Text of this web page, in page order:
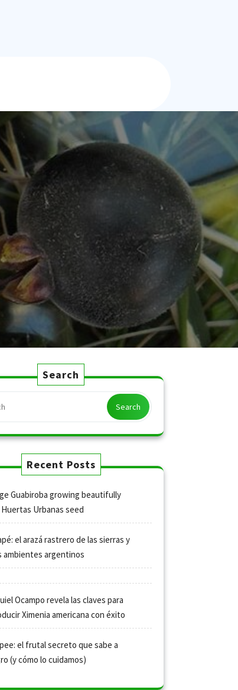
Search
Search
Recent Posts
Guabiroba growing beautifully
Urbanas seed
el arazá rastrero de las sierras y
ambientes argentinos
Ocampo revela las claves para
Ximenia americana con éxito
el frutal secreto que sabe a
(y cómo lo cuidamos)